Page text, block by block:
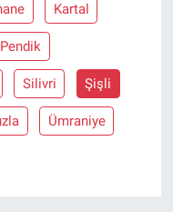
Kartal
Pendik
Silivri Şişli
Ümraniye